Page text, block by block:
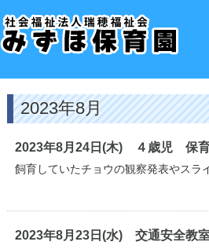
2023年8月
2023年8月24日(木) ４歳児 保
飼育していたチョウの観察発表やスラ
2023年8月23日(水) 交通安全教